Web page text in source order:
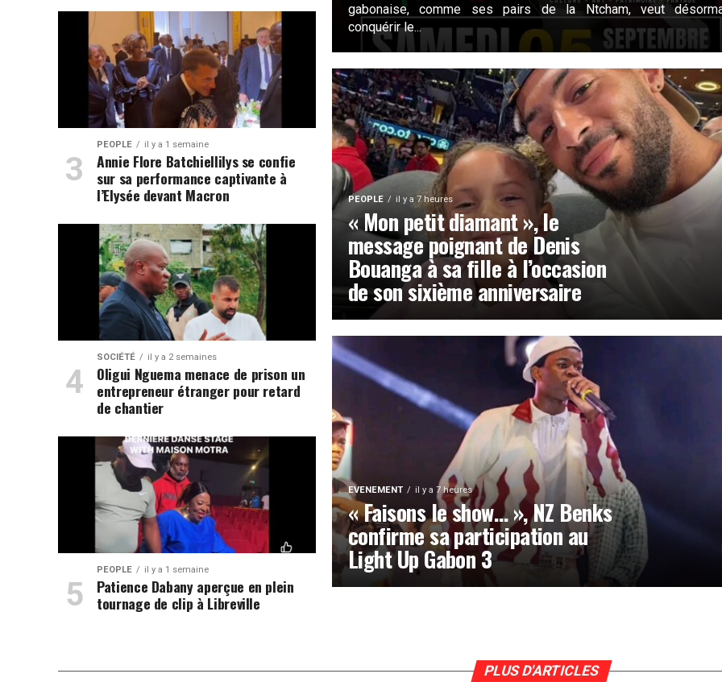
gabonaise, comme ses pairs de la Ntcham, veut
conquérir le...
PEOPLE il y a 7 heures
« Mon petit diamant », le
message poignant de Denis
Bouanga à sa fille à l’occasion
de son sixième anniversaire
EVENEMENT il y a 7 heures
« Faisons le show… », NZ Benks
confirme sa participation au
Light Up Gabon 3
PEOPLE il y a 1 semaine
Annie Flore Batchiellilys se confie
sur sa performance captivante à
l’Elysée devant Macron
SOCIÉTÉ il y a 2 semaines
Oligui Nguema menace de prison un
entrepreneur étranger pour retard
de chantier
PEOPLE il y a 1 semaine
Patience Dabany aperçue en plein
tournage de clip à Libreville
PLUS D'ARTICLES